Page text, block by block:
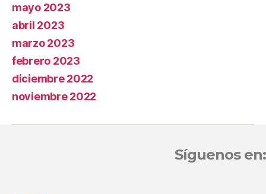
mayo 2023
abril 2023
marzo 2023
febrero 2023
diciembre 2022
noviembre 2022
Síguenos en: